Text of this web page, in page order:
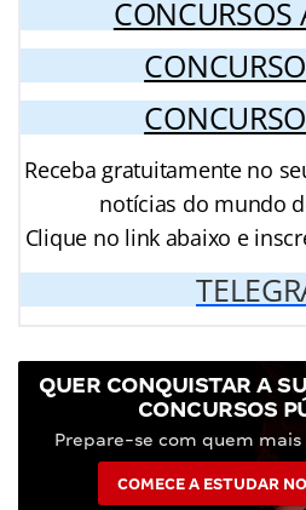
CONCURSOS
Receba gratuitamente no
notícias do mundo
Clique no link abaixo e
QUER CONQUISTAR A
CONCURSOS
Prepare-se com quem
COMECE A ESTUDAR